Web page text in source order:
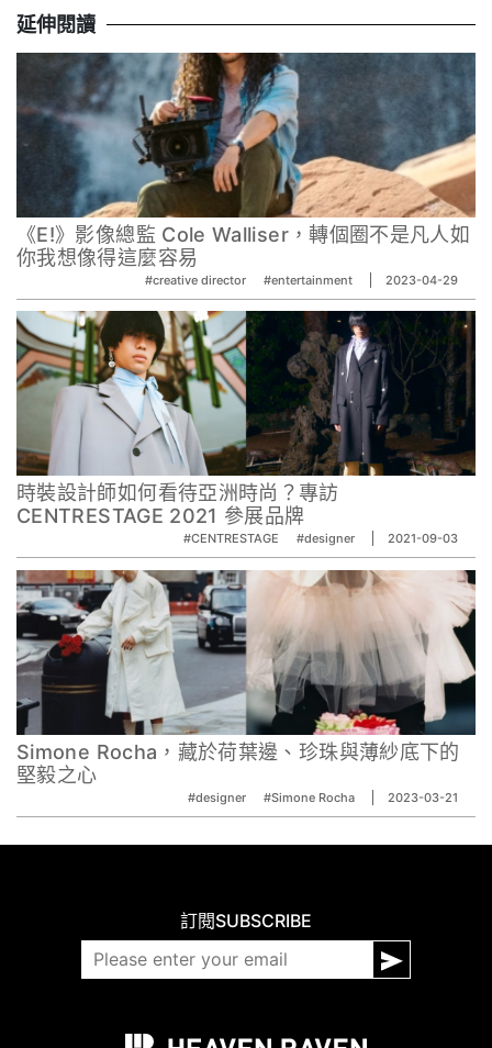
延伸閱讀
《E!》影像總監 Cole Walliser，轉個圈不是凡人如
你我想像得這麼容易
#creative director #entertainment 2023-04-29
時裝設計師如何看待亞洲時尚？專訪
CENTRESTAGE 2021 參展品牌
#CENTRESTAGE #designer 2021-09-03
Simone Rocha，藏於荷葉邊、珍珠與薄紗底下的
堅毅之心
#designer #Simone Rocha 2023-03-21
訂閱SUBSCRIBE